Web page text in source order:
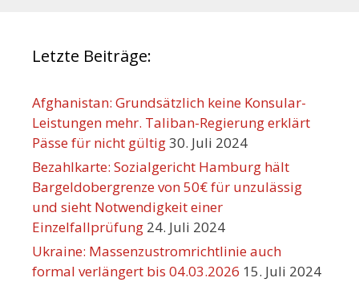
Letzte Beiträge:
Afghanistan: Grundsätzlich keine Konsular-
Leistungen mehr. Taliban-Regierung erklärt
Pässe für nicht gültig30. Juli 2024
Bezahlkarte: Sozialgericht Hamburg hält
Bargeldobergrenze von 50€ für unzulässig
und sieht Notwendigkeit einer
Einzelfallprüfung 24. Juli 2024
Ukraine: Massenzustromrichtlinie auch
formal verlängert bis 04.03.2026 15. Juli 2024